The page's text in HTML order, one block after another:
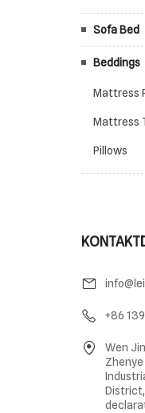
Sofa Bed
Beddings
Mattress
Mattress
Pillows
+86
Wen